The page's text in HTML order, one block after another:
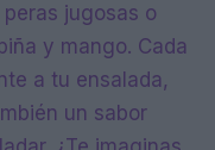
jugosas o
y mango. Cada
a tu ensalada,
un sabor